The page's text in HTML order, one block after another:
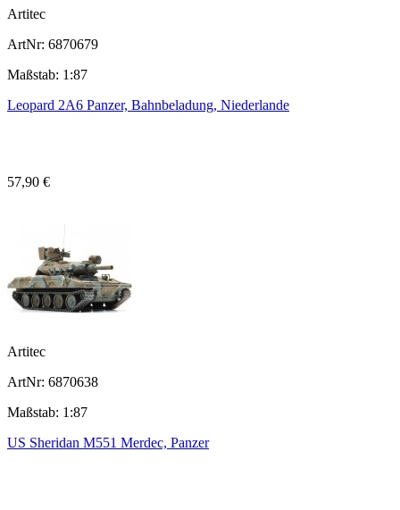
Artitec
ArtNr: 6870679
Maßstab: 1:87
Leopard 2A6 Panzer, Bahnbeladung, Niederlande
57,90 €
Artitec
ArtNr: 6870638
Maßstab: 1:87
US Sheridan M551 Merdec, Panzer